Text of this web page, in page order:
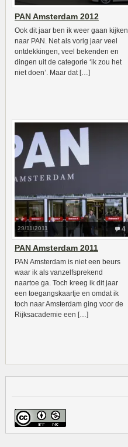
PAN Amsterdam 2012
Ook dit jaar ben ik weer gaan kijken
naar PAN. Net als vorig jaar veel
ontdekkingen, veel bekenden en
dingen uit de categorie ‘ik zou het
niet doen’. Maar dat […]
4
29/11/2011
PAN Amsterdam 2011
PAN Amsterdam is niet een beurs
waar ik als vanzelfsprekend
naartoe ga. Toch kreeg ik dit jaar
een toegangskaartje en omdat ik
toch naar Amsterdam ging voor de
Rijksacademie een […]